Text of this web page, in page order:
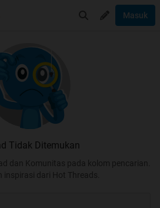
Masuk
Tidak Ditemukan
dan Komunitas pada kolom pencarian.
inspirasi dari Hot Threads.